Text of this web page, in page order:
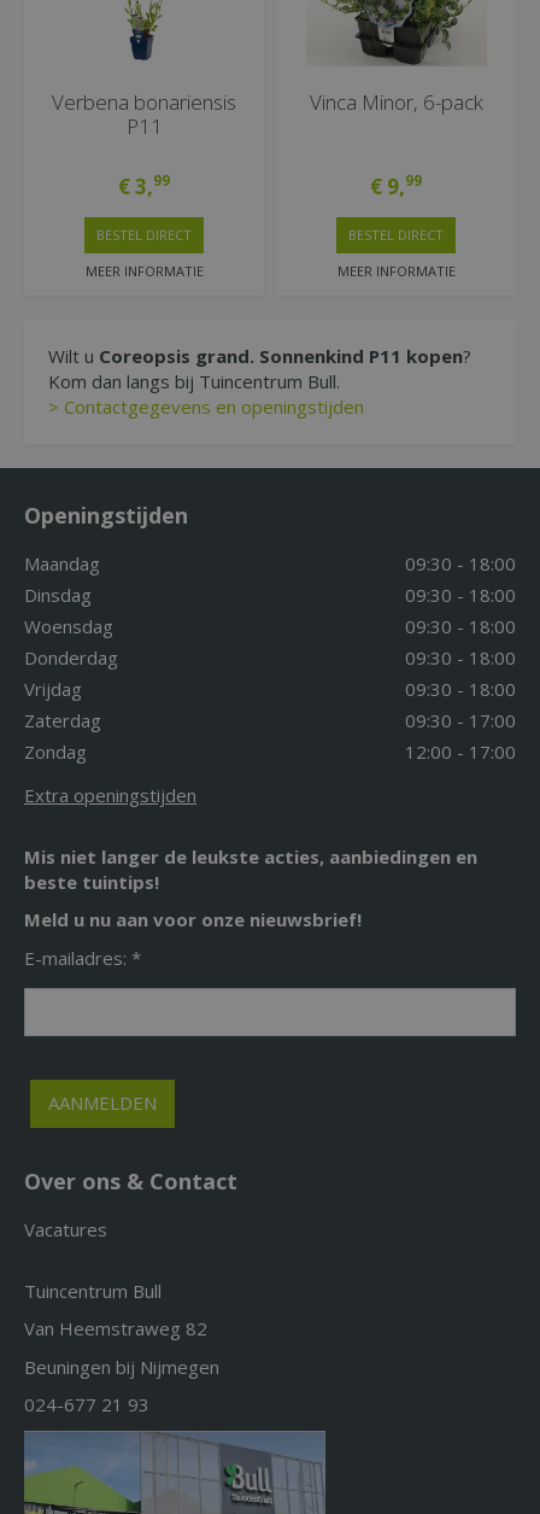
Verbena bonariensis
P11
€3,99
MEER INFORMATIE
BESTEL DIRECT
Vinca Minor, 6-pack
€ 9,99
MEER INFORMATIE
BESTEL DIRECT
Wilt u Coreopsis grand. Sonnenkind P11 kopen?
Kom dan langs bij Tuincentrum Bull.
> Contactgegevens en openingstijden
Openingstijden
Maandag
09:30 - 18:00
Dinsdag
09:30 - 18:00
Woensdag
09:30 - 18:00
Donderdag
09:30 - 18:00
Vrijdag
09:30 - 18:00
Zaterdag
09:30 - 17:00
Zondag
12:00 - 17:00
Extra openingstijden
Mis niet langer de leukste acties, aanbiedingen en
beste tuintips!
Meld u nu aan voor onze nieuwsbrief!
E-mailadres: *
Over ons & Contact
Vacatures
Tuincentrum Bull
Van Heemstraweg 82
Beuningen bij Nijmegen
024-677 21 93